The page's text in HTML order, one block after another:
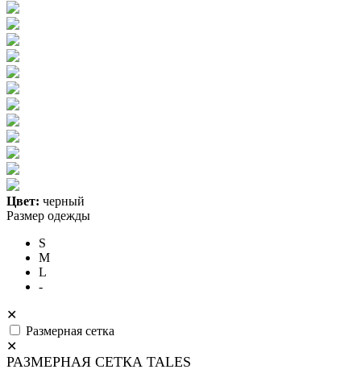
Цвет: черный
Размер одежды
S
M
L
-
✕
Размерная сетка
✕
РАЗМЕРНАЯ СЕТКА TALES